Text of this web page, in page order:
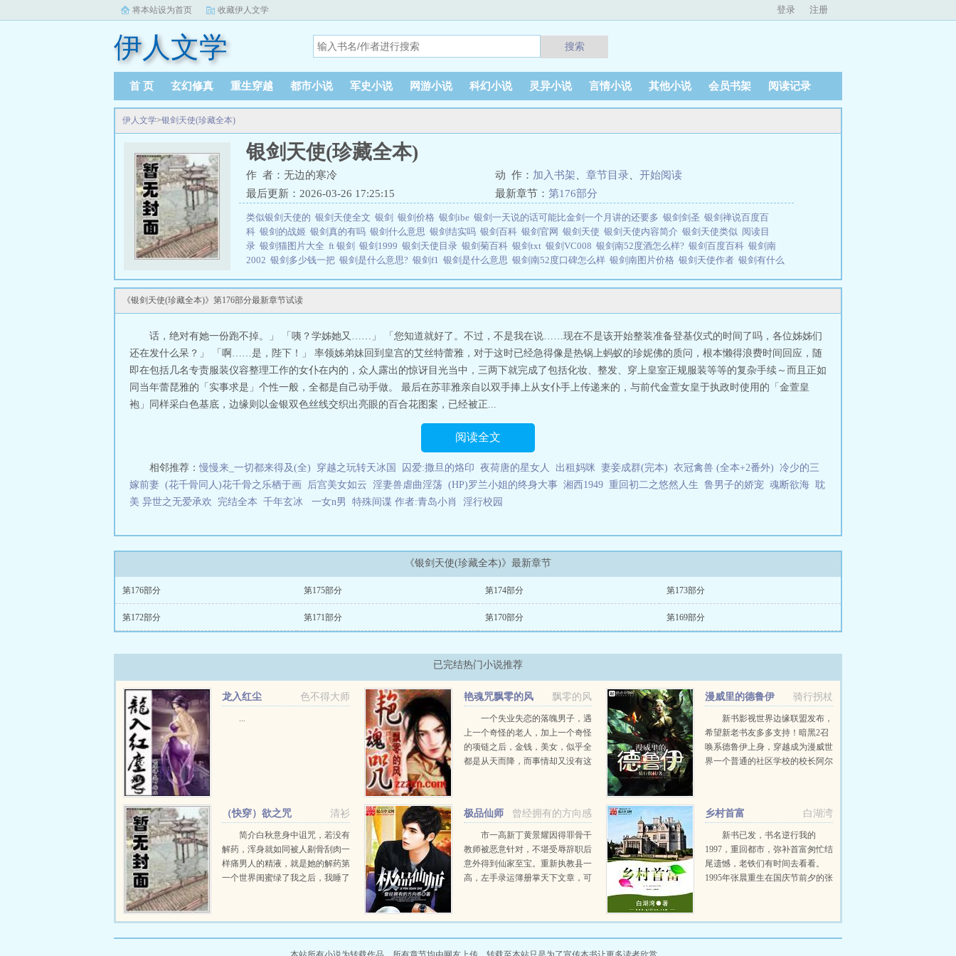
将本站设为首页 收藏伊人文学 登录 注册
伊人文学 搜索
首 页 玄幻修真 重生穿越 都市小说 军史小说 网游小说 科幻小说 灵异小说 言情小说 其他小说 会员书架 阅读记录
伊人文学>银剑天使(珍藏全本)
银剑天使(珍藏全本)
作 者：无边的寒冷 动 作： 加入书架 章节目录
开始阅读
最后更新：2026-03-26 17:25:15
最新章节： 第176部分
类似银剑天使的 银剑天使全文 银剑 银剑价格 银剑ibe 银剑一天说的话可能比金剑一个月讲的还要多 银剑剑圣 银剑禅说百度百
科 银剑的战姬 银剑真的有吗 银剑什么意思 银剑结实吗 银剑百科 银剑官网 银剑天使 银剑天使内容简介 银剑天使类似 阅读目
录 银剑猫图片大全 ft 银剑 银剑1999 银剑天使目录 银剑菊百科 银剑txt 银剑VC008 银剑南52度酒怎么样? 银剑百度百科 银剑南
2002 银剑多少钱一把 银剑是什么意思? 银剑f1 银剑是什么意思 银剑南52度口碑怎么样 银剑南图片价格 银剑天使作者 银剑有什么
三秒记住本站：伊人文学 网址：www.yrwx.com银剑天使珍藏全本
《银剑天使(珍藏全本)》第176部分最新章节试读
话，绝对有她一份跑不掉。」 「咦？学姊她又……」 「您知道就好了。不过，不是我在说……现在不是该开始整装准备登基仪式的时间了吗，各位姊姊们
还在发什么呆？」 「啊……是，陛下！」 率领姊弟妹回到皇宫的艾丝特蕾雅，对于这时已经急得像是热锅上蚂蚁的珍妮佛的质问，根本懒得浪费时间回应，随
即在包括几名专责服装仪容整理工作的女仆在内的，众人露出的惊讶目光当中，三两下就完成了包括化妆、整发、穿上皇室正规服装等等的复杂手续～而且正如
同当年蕾琵雅的「实事求是」个性一般，全都是自己动手做。 最后在苏菲雅亲自以双手捧上从女仆手上传递来的，与前代金萱女皇于执政时使用的「金萱皇
袍」同样采白色基底，边缘则以金银双色丝线交织出亮眼的百合花图案，已经被正...
阅读全文
相邻推荐：慢慢来_一切都来得及(全) 穿越之玩转天冰国 囚爱:撒旦的烙印 夜荷唐的星女人 出租妈咪 妻妾成群(完本) 衣冠禽兽 (全本+2番外) 冷少的三
嫁前妻 (花千骨同人)花千骨之乐栖于画 后宫美女如云 淫妻兽虐曲淫荡 (HP)罗兰小姐的终身大事 湘西1949 重回初二之悠然人生 鲁男子的娇宠 魂断欲海 耽
美 异世之无爱承欢 完结全本 千年玄冰 一女n男 特殊间谍 作者:青岛小肖 淫行校园
《银剑天使(珍藏全本)》最新章节
第176部分 第175部分 第174部分 第173部分
第172部分 第171部分 第170部分 第169部分
已完结热门小说推荐
色不得大师
龙入红尘
...
飘零的风
艳魂咒飘零的风
一个失业失恋的落魄男子，遇
上一个奇怪的老人，加上一个奇怪
的项链之后，金钱，美女，似乎全
都是从天而降，而事情却又没有这
骑行拐杖
漫威里的德鲁伊
新书影视世界边缘联盟发布，
希望新老书友多多支持！暗黑2召
唤系德鲁伊上身，穿越成为漫威世
界一个普通的社区学校的校长阿尔
清衫
（快穿）欲之咒
简介白秋意身中诅咒，若没有
解药，浑身就如同被人剔骨刮肉一
样痛男人的精液，就是她的解药第
一个世界闺蜜绿了我之后，我睡了
边靠了靠，声音压低，妹妹还是雏
曾经拥有的方向感
极品仙师
市一高新丁黄景耀因得罪骨干
教师被恶意针对，不堪受辱辞职后
意外得到仙家至宝。重新执教县一
高，左手录运簿册掌天下文章，可
富官运。教师以教育水平和升学率
白湖湾
乡村首富
新书已发，书名逆行我的
1997，重回都市，弥补首富匆忙结
尾遗憾，老铁们有时间去看看。
1995年张晨重生在国庆节前夕的张